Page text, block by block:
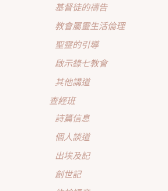
基督徒的禱告
教會屬靈生活倫理
聖靈的引導
啟示錄七教會
其他講道
查經班
詩篇信息
個人談道
出埃及記
創世記